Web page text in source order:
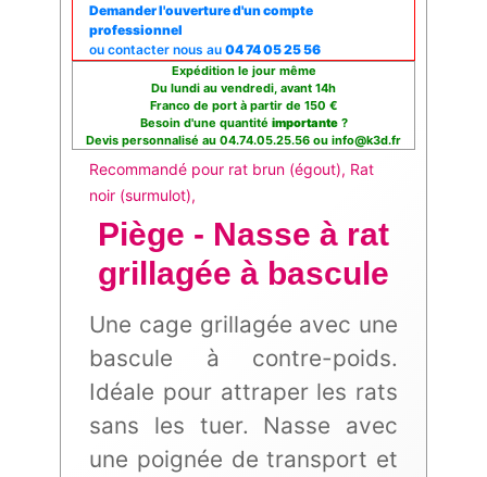
Demander l'ouverture d'un compte
professionnel
ou contacter nous au 04 74 05 25 56
Expédition le jour même
Du lundi au vendredi, avant 14h
Franco de port à partir de 150 €
Besoin d'une quantité importante?
Devis personnalisé au 04.74.05.25.56 ou info@k3d.fr
Recommandé pour rat brun (égout), Rat
noir (surmulot),
Piège - Nasse à rat
grillagée à bascule
Une cage grillagée avec une
bascule à contre-poids.
Idéale pour attraper les rats
sans les tuer. Nasse avec
une poignée de transport et